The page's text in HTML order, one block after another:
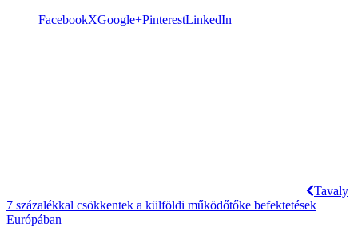
FacebookXGoogle+PinterestLinkedIn
Tavaly
7 százalékkal csökkentek a külföldi működőtőke befektetések
Európában